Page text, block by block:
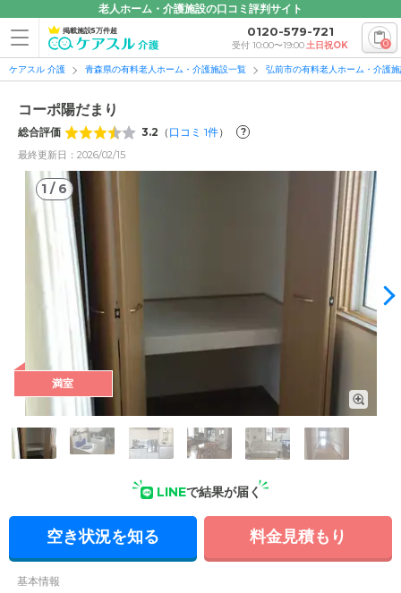
老人ホーム・介護施設の口コミ評判サイト
掲載施設5万件超 0120-579-721
受付 10:00〜19:00土日祝OK 0
ケアスル 介護 青森県の有料老人ホーム・介護施設一覧 弘前市の有料老人ホーム・介護
コーポ陽だまり
総合評価 3.2 （ 口コミ 1件） ?
最終更新日：2026/02/15
1 / 6
1/6
居室内設備: お部屋には大きめのクローゼットを配置。お洋服
を多くお持ちの方も、スッキリと収納できます。
満室
LINEで結果が届く
空き状況を知る 料金見積もり
基本情報